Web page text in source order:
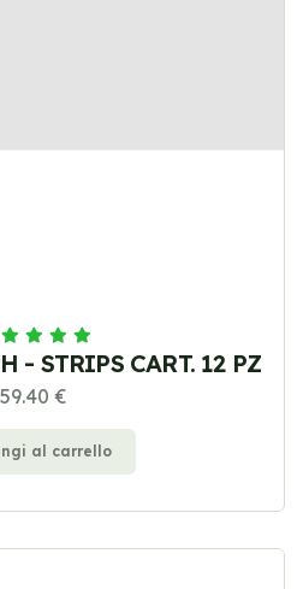
- STRIPS CART. 12 PZ
59.40 €
al carrello